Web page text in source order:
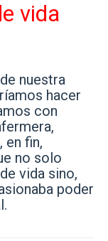
vida
nuestra
hacer
con
en fin,
no solo
vida sino,
poder